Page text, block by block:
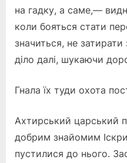
на гадку, а саме,—
коли бояться стати
значиться, не затирати
діло далі, шукаючи
Гнала їх туди охота
Ахтирський царський
добрим знайомим
пустилися до нього.